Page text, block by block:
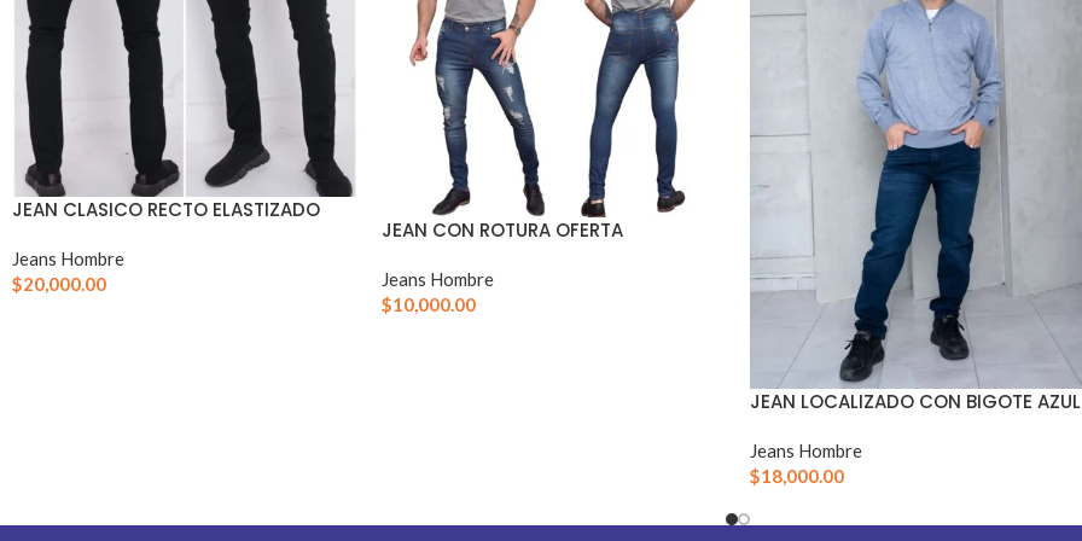
JEAN CLASICO RECTO ELASTIZADO
Jeans Hombre
$20,000.00
JEAN CON ROTURA OFERTA
Jeans Hombre
$10,000.00
JEAN LOCALIZADO CON BIGOTE AZUL
Jeans Hombre
$18,000.00